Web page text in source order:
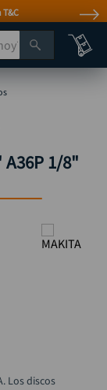
1/8"
Los discos